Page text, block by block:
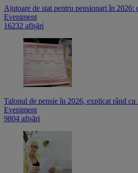
Ajutoare de stat pentru pensionari în 2026:
Eveniment
16232 afișări
Talonul de pensie în 2026, explicat rând
Eveniment
9804 afișări